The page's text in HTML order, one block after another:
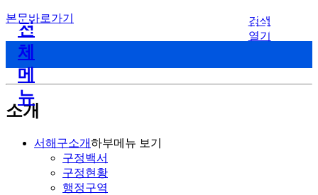
본문바로가기
검색
열기
전
체
메
뉴
소개
서해구소개하부메뉴 보기
구정백서
구정현황
행정구역